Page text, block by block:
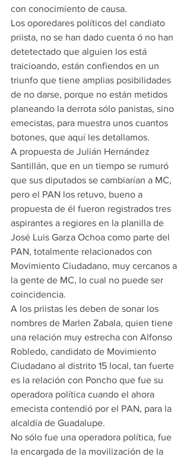
con conocimiento de causa.
Los oporedares políticos del candiato
priista, no se han dado cuenta ó no han
detetectado que alguien los está
traicioando, están confiendos en un
triunfo que tiene amplias posibilidades
de no darse, porque no están metidos
planeando la derrota sólo panistas, sino
emecistas, para muestra unos cuantos
botones, que aquí les detallamos.
A propuesta de Julián Hernández
Santillán, que en un tiempo se rumuró
que sus diputados se cambiarían a MC,
pero el PAN los retuvo, bueno a
propuesta de él fueron registrados tres
aspirantes a regiores en la planilla de
José Luis Garza Ochoa como parte del
PAN, totalmente relacionados con
Movimiento Ciudadano, muy cercanos a
la gente de MC, lo cual no puede ser
coincidencia.
A los priistas les deben de sonar los
nombres de Marlen Zabala, quien tiene
una relación muy estrecha con Alfonso
Robledo, candidato de Movimiento
Ciudadano al distrito 15 local, tan fuerte
es la relación con Poncho que fue su
operadora política cuando el ahora
emecista contendió por el PAN, para la
alcaldía de Guadalupe.
No sólo fue una operadora política, fue
la encargada de la movilización de la